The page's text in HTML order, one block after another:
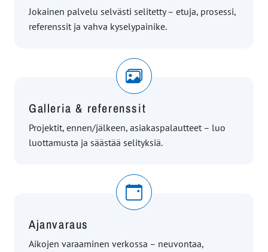
Jokainen palvelu selvästi selitetty – etuja, prosessi,
referenssit ja vahva kyselypainike.
Galleria & referenssit
Projektit, ennen/jälkeen, asiakaspalautteet – luo
luottamusta ja säästää selityksiä.
Ajanvaraus
Aikojen varaaminen verkossa – neuvontaa,